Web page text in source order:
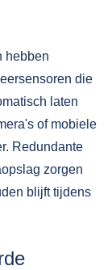
hebben
die
laten
of mobiele
Redundante
zorgen
blijft tijdens